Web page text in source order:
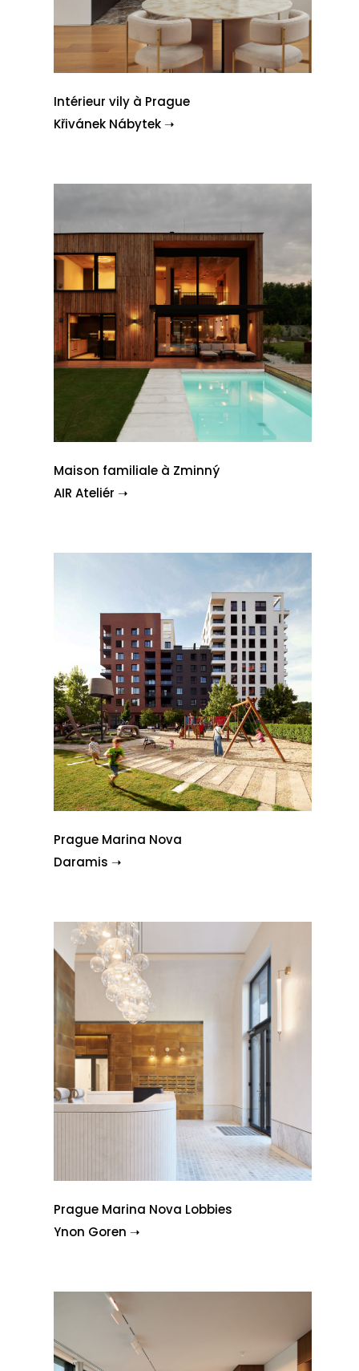
Intérieur vily à Prague
Křivánek Nábytek ➝
Maison familiale à Zminný
AIR Ateliér ➝
Prague Marina Nova
Daramis ➝
Prague Marina Nova Lobbies
Ynon Goren ➝